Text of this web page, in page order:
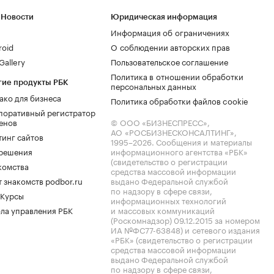
продукты РБК
для бизнеса
регистратор
сайтов
знакомств podbor.ru
управления РБК
Юридическая информация
Информация об ограничениях
О соблюдении авторских прав
Пользовательское соглашение
Политика в отношении обработки
персональных данных
Политика обработки файлов cookie
© ООО «БИЗНЕСПРЕСС»,
АО «РОСБИЗНЕСКОНСАЛТИНГ»,
1995–2026. Сообщения и материалы
информационного агентства «РБК»
(свидетельство о регистрации
средства массовой информации
выдано Федеральной службой
по надзору в сфере связи,
информационных технологий
и массовых коммуникаций
(Роскомнадзор) 09.12.2015 за номером
ИА №ФС77-63848) и сетевого издания
«РБК» (свидетельство о регистрации
средства массовой информации
выдано Федеральной службой
по надзору в сфере связи,